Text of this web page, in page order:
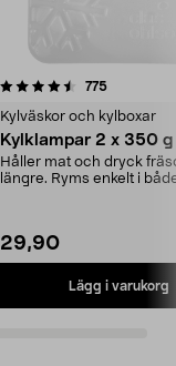
775
Kylväskor och kylboxar
Kylklampar 2 x 350 g
Håller mat och dryck
längre. Ryms enkelt i
29,90
Lägg i varukorg
4.5av 5 stjärnor